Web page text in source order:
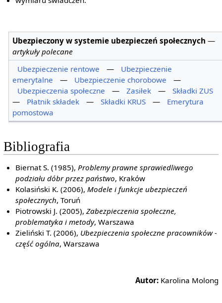
Ubezpieczony w systemie ubezpieczeń społecznych —
artykuły polecane
Ubezpieczenie rentowe
—
Ubezpieczenie
emerytalne
— Ubezpieczenie chorobowe
—
Ubezpieczenia społeczne
— Zasiłek —
Składki ZUS
—
Płatnik składek — Składki KRUS —
Emerytura
pomostowa
Bibliografia
Biernat S. (1985), Problemy prawne sprawiedliwego
podziału dóbr przez państwo, Kraków
Kolasiński K. (2006), Modele i funkcje ubezpieczeń
społecznych, Toruń
Piotrowski J. (2005),Zabezpieczenia społeczne,
problematyka i metody, Warszawa
Zieliński T. (2006), Ubezpieczenia społeczne pracowników -
część ogólna, Warszawa
Autor: Karolina Molong